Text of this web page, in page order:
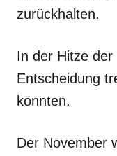
zurückhalten.
In der Hitze
Entscheidung
könnten.
Der November